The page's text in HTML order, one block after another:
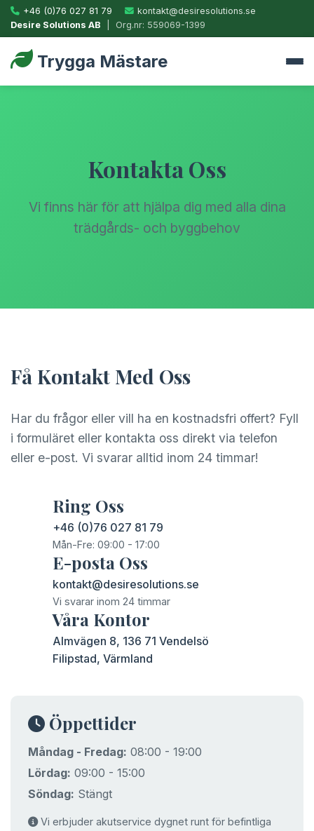
+46 (0)76 027 81 79
kontakt@desiresolutions.se
Desire Solutions AB | Org.nr: 559069-1399
Trygga Mästare
Kontakta Oss
Vi finns här för att hjälpa dig med alla dina
trädgårds- och byggbehov
Få Kontakt Med Oss
Har du frågor eller vill ha en kostnadsfri offert? Fyll
i formuläret eller kontakta oss direkt via telefon
eller e-post. Vi svarar alltid inom 24 timmar!
Ring Oss
+46 (0)76 027 81 79
Mån-Fre: 09:00 - 17:00
E-posta Oss
kontakt@desiresolutions.se
Vi svarar inom 24 timmar
Våra Kontor
Almvägen 8, 136 71 Vendelsö
Filipstad, Värmland
Öppettider
Måndag - Fredag: 08:00 - 19:00
Lördag: 09:00 - 15:00
Söndag: Stängt
Vi erbjuder akutservice dygnet runt för befintliga